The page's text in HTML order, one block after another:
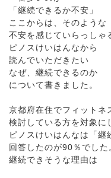
「継続できるか不安」
ここからは、そのような
不安を感じていらっしゃ
ピノスけいはんなから
読んでいただきたい
なぜ、継続できるのか
について書きました。
京都府在住でフィットネ
検討している方を対象に
ピノスけいはんなは「継
回答したのが90％でした
継続できそうな理由は